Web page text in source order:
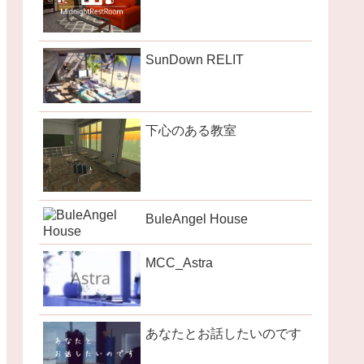
SunDown RELIT
下心のある教室
BuleAngel House
MCC_Astra
あなたとお話したいのです